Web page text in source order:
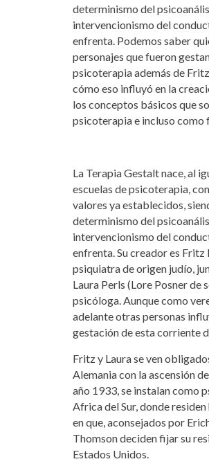
determinismo del
intervencionismo del
enfrenta. Podemos saber
personajes que fueron
psicoterapia además de
cómo eso influyó en la
los conceptos básicos que
psicoterapia e incluso como
La Terapia Gestalt nace, al
escuelas de psicoterapia,
valores ya establecidos,
determinismo del
intervencionismo del
enfrenta. Su creador es Fritz
psiquiatra de origen judío,
Laura Perls (Lore Posner de
psicóloga. Aunque como
adelante otras personas
gestación de esta corriente
Fritz y Laura se ven
Alemania con la ascensión
año 1933, se instalan como
Africa del Sur, donde
en que, aconsejados por
Thomson deciden fijar su
Estados Unidos.